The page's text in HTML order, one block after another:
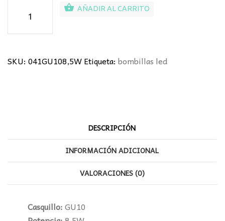
DICROICA
GU10
AÑADIR AL CARRITO
SKU: 041GU108,5WEtiqueta: bombillas led
DESCRIPCIÓN
INFORMACIÓN ADICIONAL
VALORACIONES (0)
Casquillo:GU10